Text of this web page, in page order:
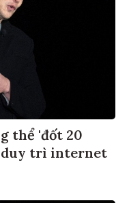
thể 'đốt 20
duy trì internet